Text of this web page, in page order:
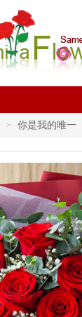
你是我的唯一